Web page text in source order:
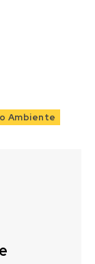
Ambiente